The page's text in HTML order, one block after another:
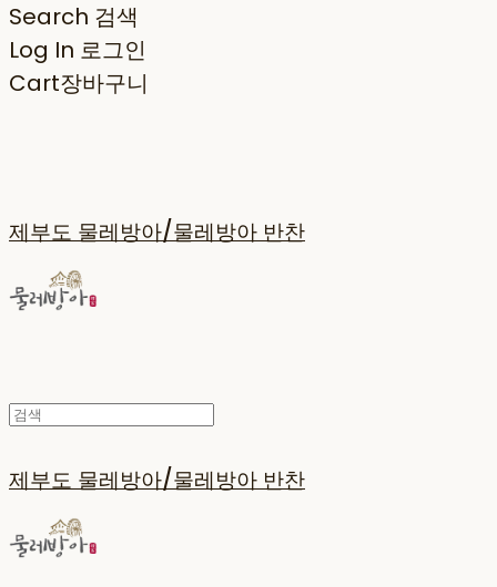
Search 검색
Log In 로그인
Cart장바구니
제부도 물레방아/물레방아 반찬
제부도 물레방아/물레방아 반찬